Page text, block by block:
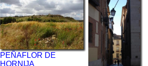
PEÑAFLOR DE
HORNIJA